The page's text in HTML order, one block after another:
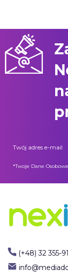
Twój adres e-mail
*Twoje Dane
(+48) 32 355-